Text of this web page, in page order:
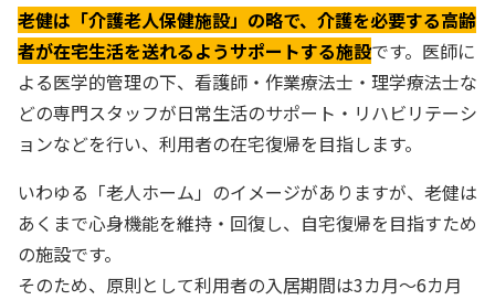
老健は「介護老人保健施設」の略で、介護を必要する高齢
者が在宅生活を送れるようサポートする施設です。医師に
よる医学的管理の下、看護師・作業療法士・理学療法士な
どの専門スタッフが日常生活のサポート・リハビリテーシ
ョンなどを行い、利用者の在宅復帰を目指します。
いわゆる「老人ホーム」のイメージがありますが、老健は
あくまで心身機能を維持・回復し、自宅復帰を目指すため
の施設です。
そのため、原則として利用者の入居期間は3カ月～6カ月